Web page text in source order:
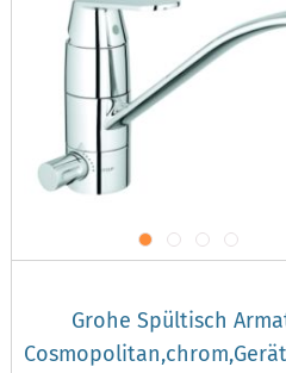
Grohe Spültisch